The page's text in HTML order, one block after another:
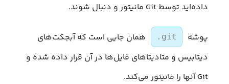
داده‌اید توسط Git مانیتور و دنبال شوند.
پوشه .git
همان جایی است که آبجکت‌های
دیتابیس و متادیتاهای فایل‌ها در آن قرار داده شده و
Git آنها را مانیتور می‌کند.